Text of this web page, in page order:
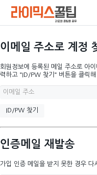
이메일 주소로 계정
회원정보에 등록된 메일 주소로 아
력하고 "ID/PW 찾기" 버튼을 클릭해
인증메일 재발송
가입 인증 메일을 받지 못한 경우 다